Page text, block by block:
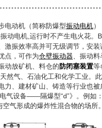
电动机（简称防爆型振动电机
动电机,运行时不产生电火花。
激振效率高并可无级调节，安
点，可作为仓壁振动器 、振动
动放矿机、料仓的防闭塞装置等
然气、石油化工和化学工业。
力、建材矿山、铸造等行业也
气设备——隔爆型“d”》。例
气形成的爆炸性混合物的场所